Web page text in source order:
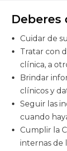
Deberes
Cuidar de
Tratar con
clínica, a
Brindar
clínicos y
Seguir las
cuando
Cumplir la
internas de